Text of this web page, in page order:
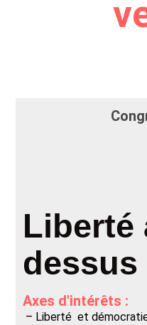
Liberté
Axes d'intérêts :
– Liberté et